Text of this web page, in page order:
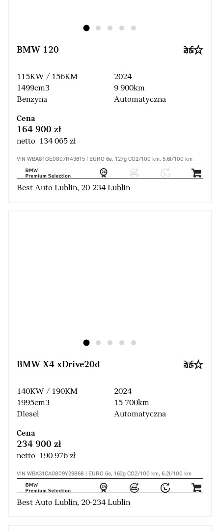
BMW 120
115KW / 156KM
1499cm3
Benzyna
2024
9 900km
Automatyczna
Cena
164 900 zł
netto 134 065 zł
VIN WBA81GE0807R43615 | EURO 6e, 127g CO2/100 km, 5.6l/100 km
Best Auto Lublin, 20-234 Lublin
BMW X4 xDrive20d
140KW / 190KM
1995cm3
Diesel
2024
15 700km
Automatyczna
Cena
234 900 zł
netto 190 976 zł
VIN WBA31CA0809Y29868 | EURO 6e, 162g CO2/100 km, 6.2l/100 km
Best Auto Lublin, 20-234 Lublin